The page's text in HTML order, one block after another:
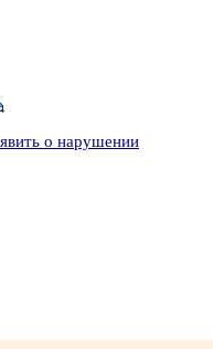
о нарушении